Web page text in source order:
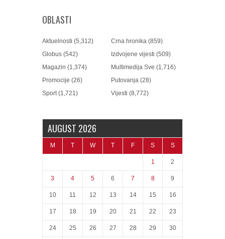
OBLASTI
Aktuelnosti (5,312) Crna hronika (859)
Globus (542) Izdvojene vijesti (509)
Magazin (1,374) Multimedija Sve (1,716)
Promocije (26) Putovanja (28)
Sport(1,721) Vijesti (8,772)
AUGUST 2026
M T W T F S S
1 2
3 4 5 6 7 8 9
10 11 12 13 14 15 16
17 18 19 20 21 22 23
24 25 26 27 28 29 30